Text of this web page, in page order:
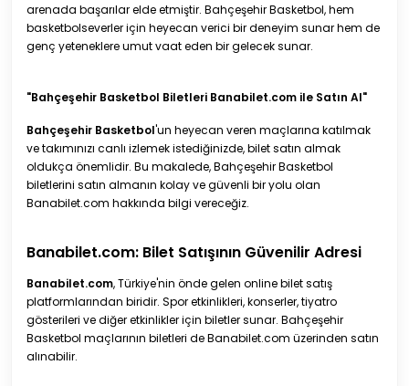
arenada başarılar elde etmiştir. Bahçeşehir Basketbol, hem
basketbolseverler için heyecan verici bir deneyim sunar hem de
genç yeteneklere umut vaat eden bir gelecek sunar.
"Bahçeşehir Basketbol Biletleri Banabilet.com ile Satın Al"
Bahçeşehir Basketbol'un heyecan veren maçlarına katılmak
ve takımınızı canlı izlemek istediğinizde, bilet satın almak
oldukça önemlidir. Bu makalede, Bahçeşehir Basketbol
biletlerini satın almanın kolay ve güvenli bir yolu olan
Banabilet.com hakkında bilgi vereceğiz.
Banabilet.com: Bilet Satışının Güvenilir Adresi
Banabilet.com, Türkiye'nin önde gelen online bilet satış
platformlarından biridir. Spor etkinlikleri, konserler, tiyatro
gösterileri ve diğer etkinlikler için biletler sunar. Bahçeşehir
Basketbol maçlarının biletleri de Banabilet.com üzerinden satın
alınabilir.